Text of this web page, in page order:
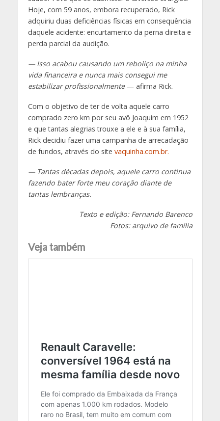
Hoje, com 59 anos, embora recuperado, Rick
adquiriu duas deficiências físicas em consequência
daquele acidente: encurtamento da perna direita e
perda parcial da audição.
— Isso acabou causando um reboliço na minha
vida financeira e nunca mais consegui me
estabilizar profissionalmente — afirma Rick.
Com o objetivo de ter de volta aquele carro
comprado zero km por seu avô Joaquim em 1952
e que tantas alegrias trouxe a ele e à sua família,
Rick decidiu fazer uma campanha de arrecadação
de fundos, através do site vaquinha.com.br.
— Tantas décadas depois, aquele carro continua
fazendo bater forte meu coração diante de
tantas lembranças.
Texto e edição: Fernando Barenco
Fotos: arquivo de família
Veja também